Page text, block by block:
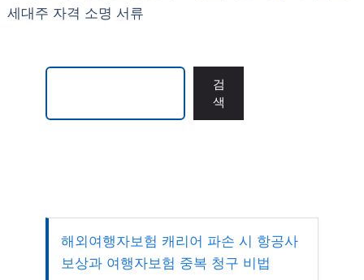
세대주 자격 소명 서류
검
색
해외여행자보험 캐리어 파손 시 항공사
보상과 여행자보험 중복 청구 비법